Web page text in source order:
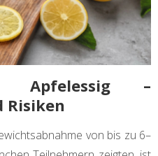
Apfelessig –
Risiken
von bis zu 6–